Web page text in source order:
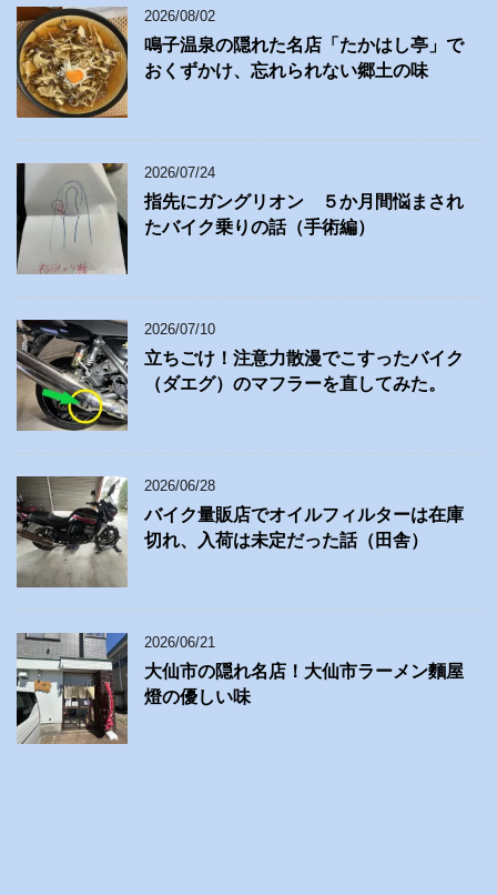
2026/08/02
鳴子温泉の隠れた名店「たかはし亭」で
おくずかけ、忘れられない郷土の味
2026/07/24
指先にガングリオン ５か月間悩まされ
たバイク乗りの話（手術編）
2026/07/10
立ちごけ！注意力散漫でこすったバイク
（ダエグ）のマフラーを直してみた。
2026/06/28
バイク量販店でオイルフィルターは在庫
切れ、入荷は未定だった話（田舎）
2026/06/21
大仙市の隠れ名店！大仙市ラーメン麵屋
燈の優しい味